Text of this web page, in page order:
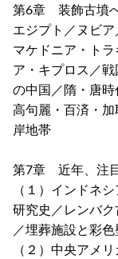
第6章 装飾古墳
エジプト／ヌビ
マケドニア・ト
ア・キプロス／
の中国／隋・唐
高句麗・百済・
岸地帯
第7章 近年、注
（１）インドネ
研究史／レンバ
／埋葬施設と彩色
（２）中央アメ